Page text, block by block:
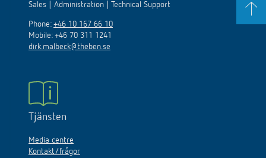
Sales | Administration | Technical Support
Phone: +46 10 167 66 10
Mobile: +46 70 311 1241
dirk.malbeck@theben.se
Tjänsten
Media centre
Kontakt/frågor